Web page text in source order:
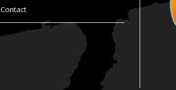
Contact